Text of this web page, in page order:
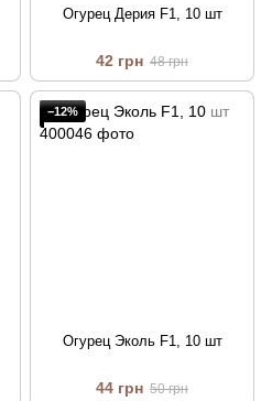
Огурец Дерия F1, 10 шт
42 грн 48 грн
−12%
Огурец Эколь F1, 10 шт
44 грн 50 грн